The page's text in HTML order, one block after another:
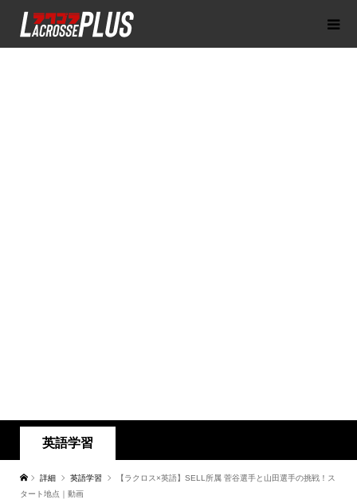
英語学習
詳細 英語学習
【ラクロス×英語】SELL所属 菅谷選手と山田選手の挑戦！ス
タート地点｜動画